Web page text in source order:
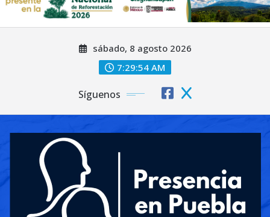
sábado, 8 agosto 2026
7:29:56 AM
Síguenos